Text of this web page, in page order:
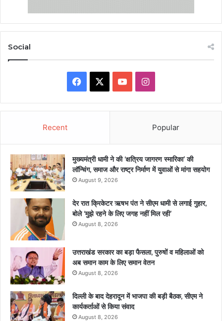
Social
Facebook YouTubeInstagram
Recent Popular
मुख्यमंत्री धामी ने की ‘क्षत्रिय जागरण स्मारिका’ की
लॉन्चिंग, समाज और राष्ट्र निर्माण में युवाओं से मांगा सहयोग
August 9, 2026
देर रात क्रिकेटर ऋषभ पंत ने सीएम धामी से लगाई गुहार,
बोले ‘मुझे रहने के लिए जगह नहीं मिल रही’
August 8, 2026
उत्तराखंड सरकार का बड़ा फैसला, पुरुषों व महिलाओं को
अब समान काम के लिए समान वेतन
August 8, 2026
दिल्ली के बाद देहरादून में भाजपा की बड़ी बैठक, सीएम ने
कार्यकर्ताओं से किया संवाद
August 8, 2026